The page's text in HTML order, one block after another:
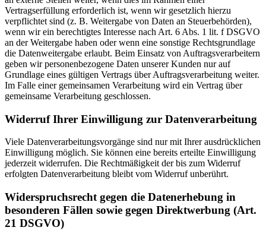
Vertragserfüllung erforderlich ist, wenn wir gesetzlich hierzu
verpflichtet sind (z. B. Weitergabe von Daten an Steuerbehörden),
wenn wir ein berechtigtes Interesse nach Art. 6 Abs. 1 lit. f DSGVO
an der Weitergabe haben oder wenn eine sonstige Rechtsgrundlage
die Datenweitergabe erlaubt. Beim Einsatz von Auftragsverarbeitern
geben wir personenbezogene Daten unserer Kunden nur auf
Grundlage eines gültigen Vertrags über Auftragsverarbeitung weiter.
Im Falle einer gemeinsamen Verarbeitung wird ein Vertrag über
gemeinsame Verarbeitung geschlossen.
Widerruf Ihrer Einwilligung zur Datenverarbeitung
Viele Datenverarbeitungsvorgänge sind nur mit Ihrer ausdrücklichen
Einwilligung möglich. Sie können eine bereits erteilte Einwilligung
jederzeit widerrufen. Die Rechtmäßigkeit der bis zum Widerruf
erfolgten Datenverarbeitung bleibt vom Widerruf unberührt.
Widerspruchsrecht gegen die Datenerhebung in
besonderen Fällen sowie gegen Direktwerbung (Art.
21 DSGVO)